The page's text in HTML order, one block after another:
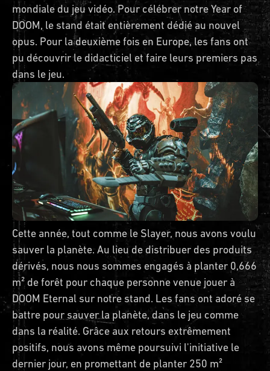
mondiale du jeu vidéo. Pour célébrer notre Year of
DOOM, le stand était entièrement dédié au nouvel
opus. Pour la deuxième fois en Europe, les fans ont
pu découvrir le didacticiel et faire leurs premiers pas
dans le jeu.
Cette année, tout comme le Slayer, nous avons voulu
sauver la planète. Au lieu de distribuer des produits
dérivés, nous nous sommes engagés à planter 0,666
m² de forêt pour chaque personne venue jouer à
DOOM Eternal sur notre stand. Les fans ont adoré se
battre pour sauver la planète, dans le jeu comme
dans la réalité. Grâce aux retours extrêmement
positifs, nous avons même poursuivi l'initiative le
dernier jour, en promettant de planter 250 m²